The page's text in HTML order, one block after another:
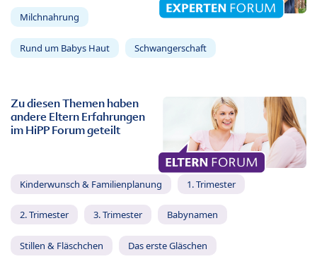
Milchnahrung
Rund um Babys Haut Schwangerschaft
Zu diesen Themen haben
andere Eltern Erfahrungen
im HiPP Forum geteilt
Kinderwunsch & Familienplanung 1. Trimester
2. Trimester 3. Trimester Babynamen
Stillen & Fläschchen Das erste Gläschen